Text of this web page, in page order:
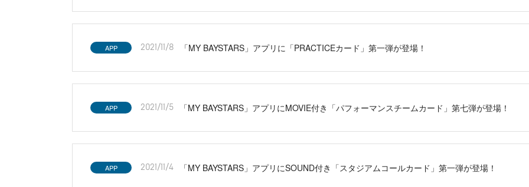
APP 2021/11/8 「MY BAYSTARS」アプリに「PRACTICEカード」第一弾が登場！
APP 2021/11/5 「MY BAYSTARS」アプリにMOVIE付き「パフォーマンスチームカード」第七弾が登場！
APP 2021/11/4 「MY BAYSTARS」アプリにSOUND付き「スタジアムコールカード」第一弾が登場！